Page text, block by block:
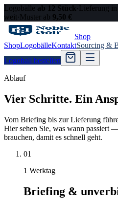
Logobälle ab 12 Stück· Lieferung in
weit· Muster ab 9,50 €
Shop
ShopLogobälleKontaktSourcing &
Logoball bestellen
Ablauf
Vier Schritte. Ein
Vom Briefing bis zur Lieferung
Hier sehen Sie, was wann passiert
brauchen, damit es schnell geht.
01
1 Werktag
Briefing &